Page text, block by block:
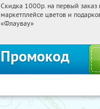
13:05:52
Россия
Скидка 1000р. на первый заказ
маркетплейсе цветов и
«Флаувау»
Промокод